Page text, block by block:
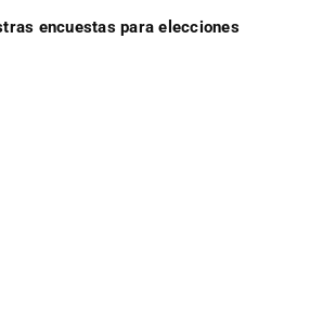
encuestas para elecciones